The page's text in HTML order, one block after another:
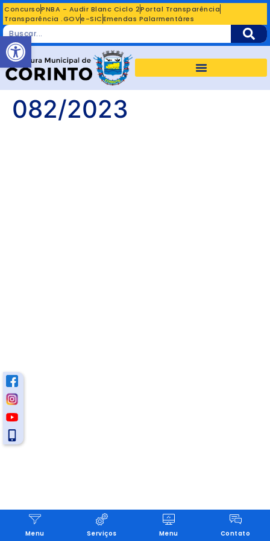
ConcursoPNBA - Audir Blanc Ciclo 2Portal Transparência
Transparência .GOVe-SICEmendas Palarmentáres
082/2023
Menu Serviços Menu Contato
Abrir a barra de ferramentas